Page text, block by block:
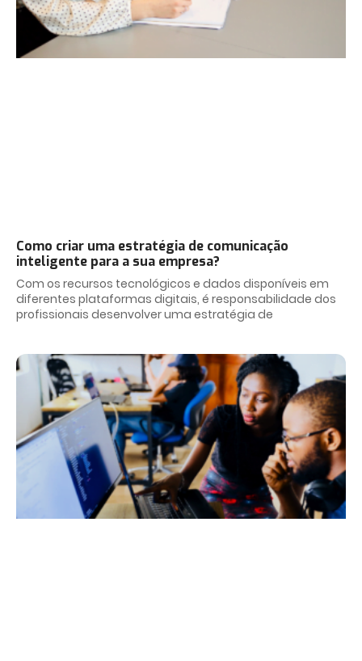
Como criar uma estratégia de comunicação
inteligente para a sua empresa?
Com os recursos tecnológicos e dados disponíveis em
diferentes plataformas digitais, é responsabilidade dos
profissionais desenvolver uma estratégia de